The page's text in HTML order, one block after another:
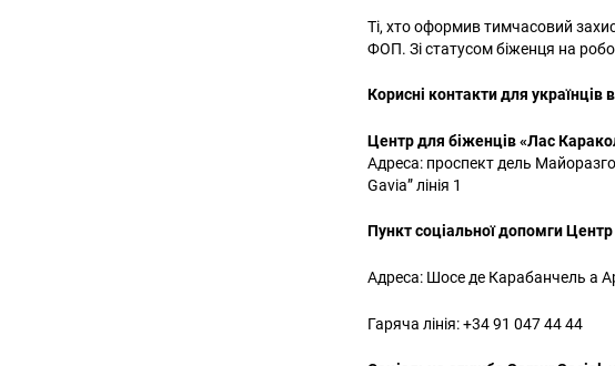
Ті, хто оформив тимчасовий
ФОП. Зі статусом біженця на
Корисні контакти для українців в
Центр для біженців «Лас
Адреса: проспект дель
Gavia” лінія 1
Пункт соціальної допомги
Адреса: Шосе де Карабанчель а
Гаряча лінія: +34 91 047 44 44